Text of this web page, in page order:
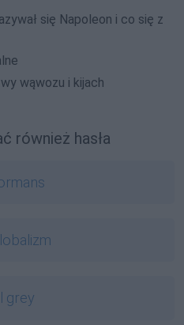
się Napoleon i co się z
wąwozu i kijach
również hasła
grey